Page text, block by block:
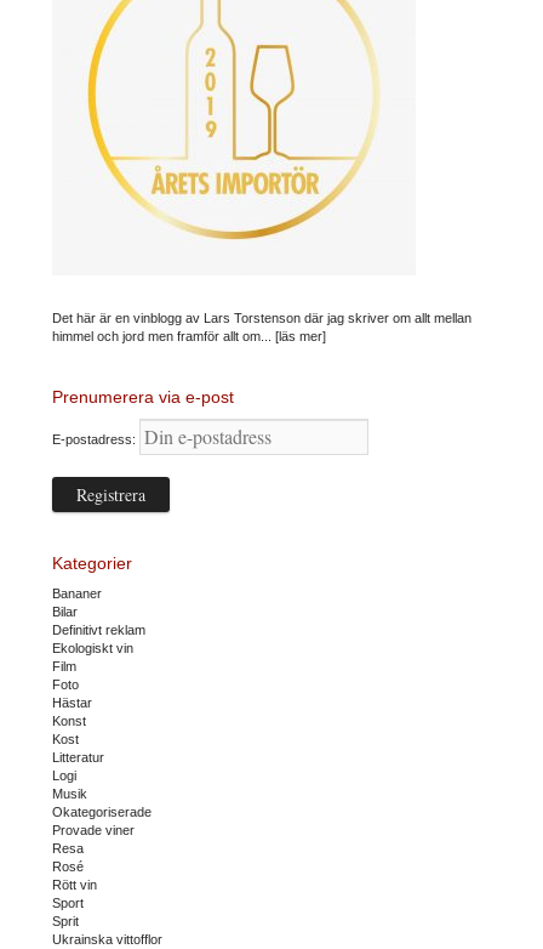
Det här är en vinblogg av Lars Torstenson där jag skriver om allt mellan
himmel och jord men framför allt om... [läs mer]
Prenumerera via e-post
E-postadress:
Kategorier
Bananer
Bilar
Definitivt reklam
Ekologiskt vin
Film
Foto
Hästar
Konst
Kost
Litteratur
Logi
Musik
Okategoriserade
Provade viner
Resa
Rosé
Rött vin
Sport
Sprit
Ukrainska vittofflor